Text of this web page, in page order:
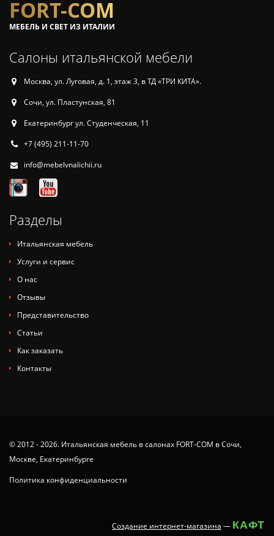
FORT-COM
МЕБЕЛЬ И СВЕТ ИЗ ИТАЛИИ
Салоны итальянской мебели
Москва, ул. Луговая, д. 1, этаж 3, в ТД «ТРИ КИТА».
Сочи, ул. Пластунская, 81
Екатеринбург ул. Студенческая, 11
+7 (495) 211-11-70
info@mebelvnalichii.ru
Разделы
Итальянская мебель
Услуги и сервис
О нас
Отзывы
Представительство
Статьи
Как заказать
Контакты
© 2012 - 2026. Итальянская мебель в салонах FORT-COM в Сочи,
Москве, Екатеринбурге
Политика конфиденциальности
Создание интернет-магазина — КАФТ